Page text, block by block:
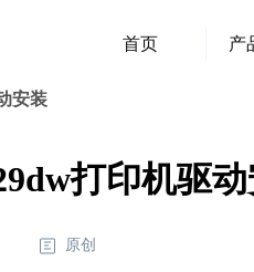
首页 产
安装
打印机驱
原创